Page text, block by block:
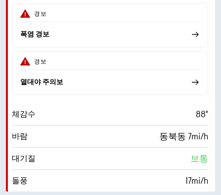
AccuLumen Brightness Index™
구름량
가시거리
운저 30000ft
경보
폭염 경보
경보
열대야 주의보
체감수 88°
바람 동북동 7mi/h
대기질 보통
돌풍 17mi/h